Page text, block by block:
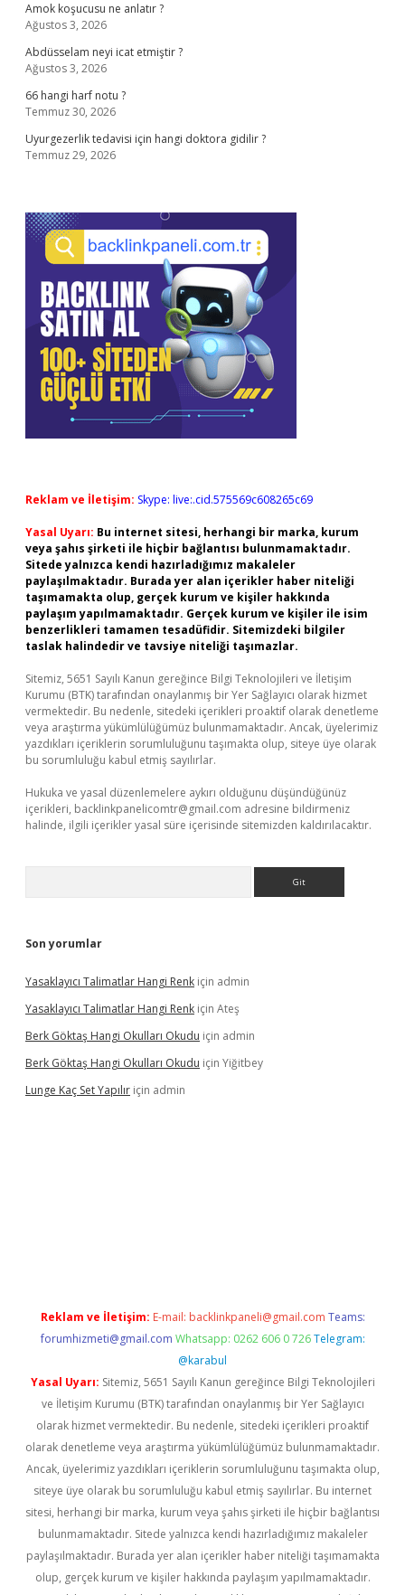
Amok koşucusu ne anlatır ?
Ağustos 3, 2026
Abdüsselam neyi icat etmiştir ?
Ağustos 3, 2026
66 hangi harf notu ?
Temmuz 30, 2026
Uyurgezerlik tedavisi için hangi doktora gidilir ?
Temmuz 29, 2026
Reklam ve İletişim: Skype: live:.cid.575569c608265c69
Yasal Uyarı: Bu internet sitesi, herhangi bir marka, kurum
veya şahıs şirketi ile hiçbir bağlantısı bulunmamaktadır.
Sitede yalnızca kendi hazırladığımız makaleler
paylaşılmaktadır. Burada yer alan içerikler haber niteliği
taşımamakta olup, gerçek kurum ve kişiler hakkında
paylaşım yapılmamaktadır. Gerçek kurum ve kişiler ile isim
benzerlikleri tamamen tesadüfidir. Sitemizdeki bilgiler
taslak halindedir ve tavsiye niteliği taşımazlar.
Sitemiz, 5651 Sayılı Kanun gereğince Bilgi Teknolojileri ve İletişim
Kurumu (BTK) tarafından onaylanmış bir Yer Sağlayıcı olarak hizmet
vermektedir. Bu nedenle, sitedeki içerikleri proaktif olarak denetleme
veya araştırma yükümlülüğümüz bulunmamaktadır. Ancak, üyelerimiz
yazdıkları içeriklerin sorumluluğunu taşımakta olup, siteye üye olarak
bu sorumluluğu kabul etmiş sayılırlar.
Hukuka ve yasal düzenlemelere aykırı olduğunu düşündüğünüz
içerikleri, backlinkpanelicomtr@gmail.com adresine bildirmeniz
halinde, ilgili içerikler yasal süre içerisinde sitemizden kaldırılacaktır.
Son yorumlar
Yasaklayıcı Talimatlar Hangi Renk için admin
Yasaklayıcı Talimatlar Hangi Renk için Ateş
Berk Göktaş Hangi Okulları Okudu için admin
Berk Göktaş Hangi Okulları Okudu için Yiğitbey
Lunge Kaç Set Yapılır için admin
Reklam ve İletişim: E-mail: backlinkpaneli@gmail.com Teams:
forumhizmeti@gmail.com Whatsapp: 0262 606 0 726 Telegram:
@karabul
Yasal Uyarı: Sitemiz, 5651 Sayılı Kanun gereğince Bilgi Teknolojileri
ve İletişim Kurumu (BTK) tarafından onaylanmış bir Yer Sağlayıcı
olarak hizmet vermektedir. Bu nedenle, sitedeki içerikleri proaktif
olarak denetleme veya araştırma yükümlülüğümüz bulunmamaktadır.
Ancak, üyelerimiz yazdıkları içeriklerin sorumluluğunu taşımakta olup,
siteye üye olarak bu sorumluluğu kabul etmiş sayılırlar. Bu internet
sitesi, herhangi bir marka, kurum veya şahıs şirketi ile hiçbir bağlantısı
bulunmamaktadır. Sitede yalnızca kendi hazırladığımız makaleler
paylaşılmaktadır. Burada yer alan içerikler haber niteliği taşımamakta
olup, gerçek kurum ve kişiler hakkında paylaşım yapılmamaktadır.